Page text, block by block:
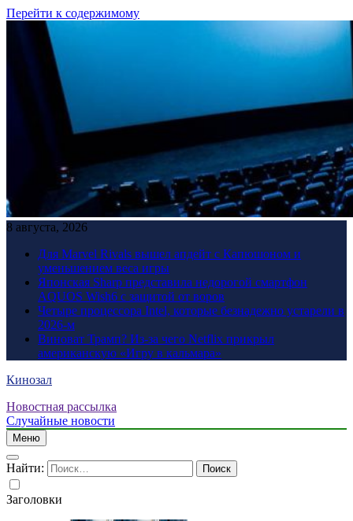
Перейти к содержимому
8 августа, 2026
Для Marvel Rivals вышел апдейт с Капюшоном и
уменьшением веса игры
Японская Sharp представила недорогой смартфон
AQUOS Wish6 с защитой от воров
Четыре процессора Intel, которые безнадежно устарели в
2026-м
Виноват Трамп? Из-за чего Netflix прикрыл
американскую «Игру в кальмара»
Кинозал
Новостная рассылка
Случайные новости
Меню
Найти:
Заголовки